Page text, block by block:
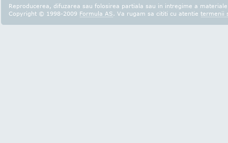
Reproducerea, difuzarea sau folosirea partiala sau in intregime a
Copyright © 1998-2009 Formula AS. Va rugam sa cititi cu atentie termenii